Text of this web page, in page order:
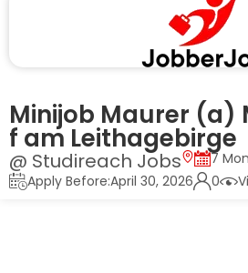
Minijob Maurer (a)
f am Leithagebirge
@ Studireach Jobs
7
Apply Before:April 30, 2026
0